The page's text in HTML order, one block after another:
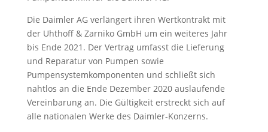
Die Daimler AG verlängert ihren Wertkontrakt mit
der Uhthoff & Zarniko GmbH um ein weiteres Jahr
bis Ende 2021. Der Vertrag umfasst die Lieferung
und Reparatur von Pumpen sowie
Pumpensystemkomponenten und schließt sich
nahtlos an die Ende Dezember 2020 auslaufende
Vereinbarung an. Die Gültigkeit erstreckt sich auf
alle nationalen Werke des Daimler-Konzerns.